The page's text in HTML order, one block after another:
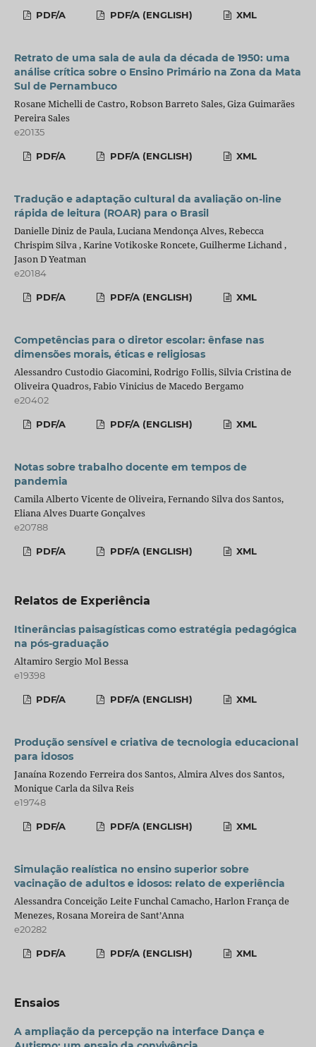
PDF/A PDF/A (ENGLISH) XML
Retrato de uma sala de aula da década de 1950: uma
análise crítica sobre o Ensino Primário na Zona da Mata
Sul de Pernambuco
Rosane Michelli de Castro, Robson Barreto Sales, Giza Guimarães
Pereira Sales
e20135
PDF/A PDF/A (ENGLISH) XML
Tradução e adaptação cultural da avaliação on-line
rápida de leitura (ROAR) para o Brasil
Danielle Diniz de Paula, Luciana Mendonça Alves, Rebecca
Chrispim Silva , Karine Votikoske Roncete, Guilherme Lichand ,
Jason D Yeatman
e20184
PDF/A PDF/A (ENGLISH) XML
Competências para o diretor escolar: ênfase nas
dimensões morais, éticas e religiosas
Alessandro Custodio Giacomini, Rodrigo Follis, Silvia Cristina de
Oliveira Quadros, Fabio Vinicius de Macedo Bergamo
e20402
PDF/A PDF/A (ENGLISH) XML
Notas sobre trabalho docente em tempos de
pandemia
Camila Alberto Vicente de Oliveira, Fernando Silva dos Santos,
Eliana Alves Duarte Gonçalves
e20788
PDF/A PDF/A (ENGLISH) XML
Relatos de Experiência
Itinerâncias paisagísticas como estratégia pedagógica
na pós-graduação
Altamiro Sergio Mol Bessa
e19398
PDF/A PDF/A (ENGLISH) XML
Produção sensível e criativa de tecnologia educacional
para idosos
Janaína Rozendo Ferreira dos Santos, Almira Alves dos Santos,
Monique Carla da Silva Reis
e19748
PDF/A PDF/A (ENGLISH) XML
Simulação realística no ensino superior sobre
vacinação de adultos e idosos: relato de experiência
Alessandra Conceição Leite Funchal Camacho, Harlon França de
Menezes, Rosana Moreira de Sant’Anna
e20282
PDF/A PDF/A (ENGLISH) XML
Ensaios
A ampliação da percepção na interface Dança e